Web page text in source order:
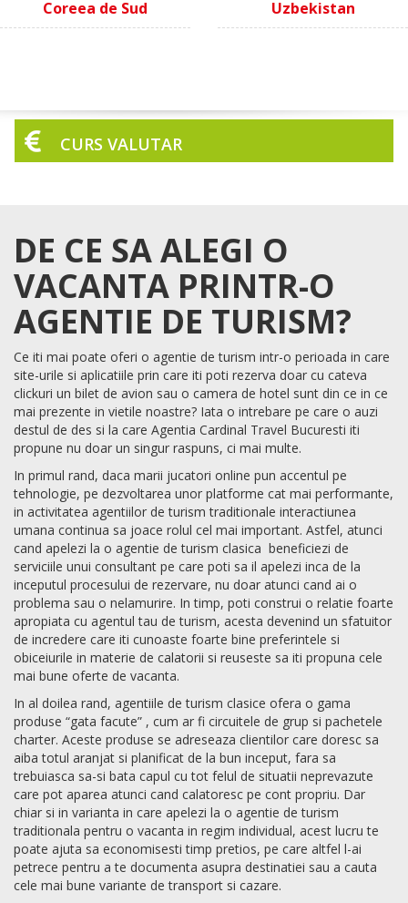
Coreea de Sud Uzbekistan
CURS VALUTAR
DE CE SA ALEGI O
VACANTA PRINTR-O
AGENTIE DE TURISM?
Ce iti mai poate oferi o agentie de turism intr-o perioada in care
site-urile si aplicatiile prin care iti poti rezerva doar cu cateva
clickuri un bilet de avion sau o camera de hotel sunt din ce in ce
mai prezente in vietile noastre? Iata o intrebare pe care o auzi
destul de des si la care Agentia Cardinal Travel Bucuresti iti
propune nu doar un singur raspuns, ci mai multe.
In primul rand, daca marii jucatori online pun accentul pe
tehnologie, pe dezvoltarea unor platforme cat mai performante,
in activitatea agentiilor de turism traditionale interactiunea
umana continua sa joace rolul cel mai important. Astfel, atunci
cand apelezi la o agentie de turism clasica beneficiezi de
serviciile unui consultant pe care poti sa il apelezi inca de la
inceputul procesului de rezervare, nu doar atunci cand ai o
problema sau o nelamurire. In timp, poti construi o relatie foarte
apropiata cu agentul tau de turism, acesta devenind un sfatuitor
de incredere care iti cunoaste foarte bine preferintele si
obiceiurile in materie de calatorii si reuseste sa iti propuna cele
mai bune oferte de vacanta.
In al doilea rand, agentiile de turism clasice ofera o gama
produse “gata facute” , cum ar fi circuitele de grup si pachetele
charter. Aceste produse se adreseaza clientilor care doresc sa
aiba totul aranjat si planificat de la bun inceput, fara sa
trebuiasca sa-si bata capul cu tot felul de situatii neprevazute
care pot aparea atunci cand calatoresc pe cont propriu. Dar
chiar si in varianta in care apelezi la o agentie de turism
traditionala pentru o vacanta in regim individual, acest lucru te
poate ajuta sa economisesti timp pretios, pe care altfel l-ai
petrece pentru a te documenta asupra destinatiei sau a cauta
cele mai bune variante de transport si cazare.